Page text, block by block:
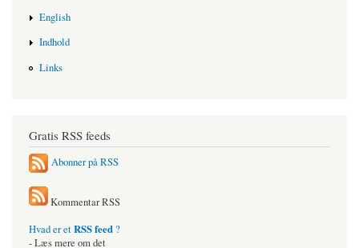
English
Indhold
Links
Gratis RSS feeds
Abonner på RSS
Kommentar RSS
Hvad er etRSS feed ?
- Læs mere om det